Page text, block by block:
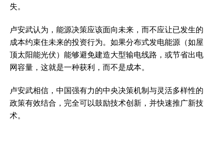
失。
卢安武认为，能源决策应该面向未来，而不应让已发生的
成本约束住未来的投资行为。如果分布式发电能源（如屋
顶太阳能光伏）能够避免建造大型输电线路，或节省出电
网容量，这就是一种获利，而不是成本。
卢安武相信，中国强有力的中央决策机制与灵活多样性的
政策有效结合，完全可以鼓励技术创新，并快速推广新技
术。